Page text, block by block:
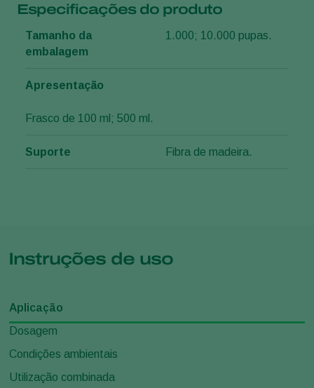
Especificações do produto
Tamanho da
embalagem
1.000; 10.000 pupas.
Apresentação
Frasco de 100 ml; 500 ml.
Suporte Fibra de madeira.
Instruções de uso
Aplicação
Dosagem
Condições ambientais
Utilização combinada